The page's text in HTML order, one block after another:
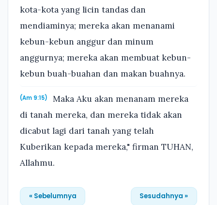
kota-kota yang licin tandas dan
mendiaminya; mereka akan menanami
kebun-kebun anggur dan minum
anggurnya; mereka akan membuat kebun-
kebun buah-buahan dan makan buahnya.
(Am 9:15)
Maka Aku akan menanam mereka
di tanah mereka, dan mereka tidak akan
dicabut lagi dari tanah yang telah
Kuberikan kepada mereka," firman TUHAN,
Allahmu.
« Sebelumnya Sesudahnya »